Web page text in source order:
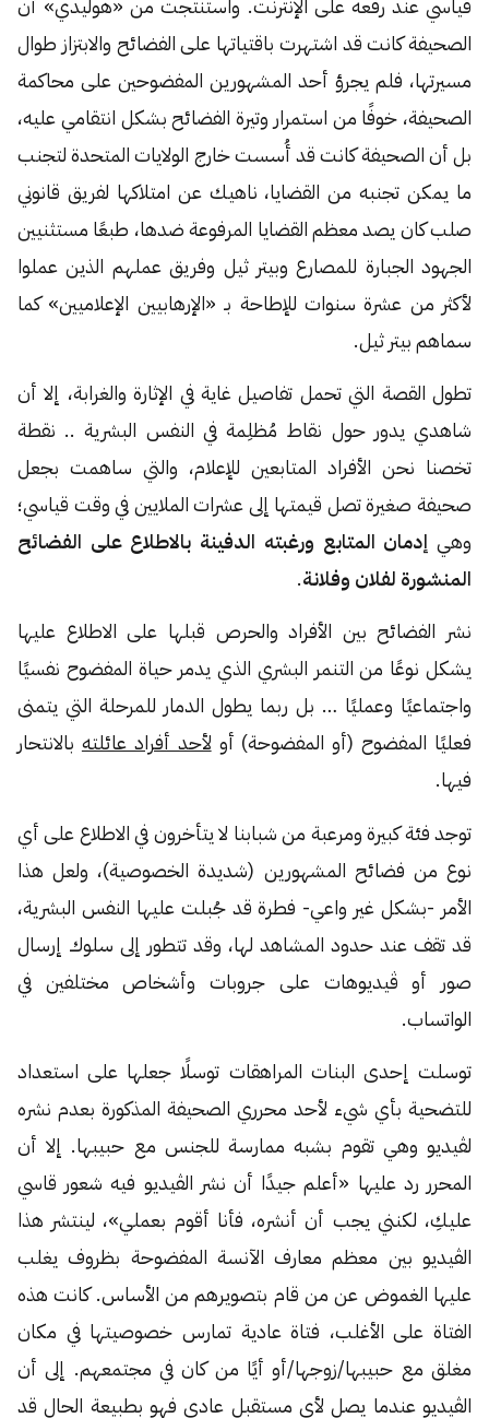
الصحيفة كانت قد اشتهرت باقتياتها على الفضائح والابتزاز طوال
مسيرتها، فلم يجرؤ أحد المشهورين المفضوحين على محاكمة
الصحيفة، خوفًا من استمرار وتيرة الفضائح بشكل انتقامي عليه،
بل أن الصحيفة كانت قد أُسست خارج الولايات المتحدة لتجنب
ما يمكن تجنبه من القضايا، ناهيك عن امتلاكها لفريق قانوني
صلب كان يصد معظم القضايا المرفوعة ضدها، طبعًا مستثنيين
الجهود الجبارة للمصارع وبيتر ثيل وفريق عملهم الذين عملوا
لأكثر من عشرة سنوات للإطاحة بـ «الإرهابيين الإعلاميين» كما
سماهم بيتر ثيل.
تطول القصة التي تحمل تفاصيل غاية في الإثارة والغرابة، إلا أن
شاهدي يدور حول نقاط مُظلِمة في النفس البشرية .. نقطة
تخصنا نحن الأفراد المتابعين للإعلام، والتي ساهمت بجعل
صحيفة صغيرة تصل قيمتها إلى عشرات الملايين في وقت قياسي؛
وهي إدمان المتابع ورغبته الدفينة بالاطلاع على الفضائح
المنشورة لفلان وفلانة.
نشر الفضائح بين الأفراد والحرص قبلها على الاطلاع عليها
يشكل نوعًا من التنمر البشري الذي يدمر حياة المفضوح نفسيًا
واجتماعيًا وعمليًا … بل ربما يطول الدمار للمرحلة التي يتمنى
فعليًا المفضوح (أو المفضوحة) أو لأحد أفراد عائلته بالانتحار
فيها.
توجد فئة كبيرة ومرعبة من شبابنا لا يتأخرون في الاطلاع على أي
نوع من فضائح المشهورين (شديدة الخصوصية)، ولعل هذا
الأمر -بشكل غير واعي- فطرة قد جُبلت عليها النفس البشرية،
قد تقف عند حدود المشاهد لها، وقد تتطور إلى سلوك إرسال
صور أو ڤيديوهات على جروبات وأشخاص مختلفين في
الواتساب.
توسلت إحدى البنات المراهقات توسلًا جعلها على استعداد
للتضحية بأي شيء لأحد محرري الصحيفة المذكورة بعدم نشره
لڤيديو وهي تقوم بشبه ممارسة للجنس مع حبيبها. إلا أن
المحرر رد عليها «أعلم جيدًا أن نشر الڤيديو فيه شعور قاسي
عليكِ، لكنني يجب أن أنشره، فأنا أقوم بعملي»، لينتشر هذا
الڤيديو بين معظم معارف الآنسة المفضوحة بظروف يغلب
عليها الغموض عن من قام بتصويرهم من الأساس. كانت هذه
الفتاة على الأغلب، فتاة عادية تمارس خصوصيتها في مكان
مغلق مع حبيبها/زوجها/أو أيًا من كان في مجتمعهم. إلى أن
الڤيديو عندما يصل لأي مستقبِل عادي فهو بطبيعة الحال قد